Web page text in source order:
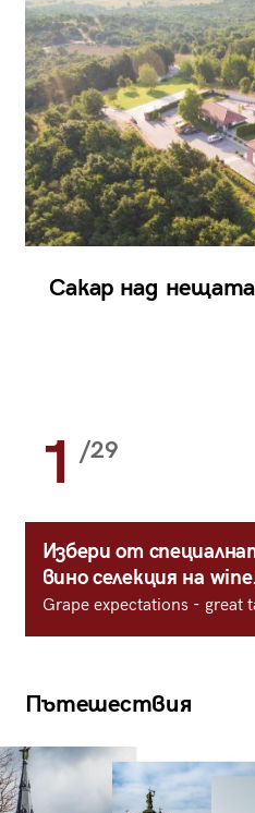
Сакар над нещата
1 /29
Избери от
вино селекция на
Grape expectations - great
Пътешествия